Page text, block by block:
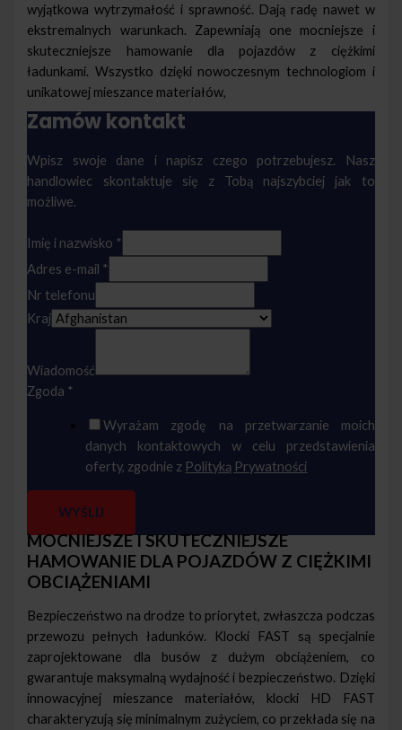
wyjątkowa wytrzymałość i sprawność. Dają radę nawet w
ekstremalnych warunkach. Zapewniają one mocniejsze i
skuteczniejsze hamowanie dla pojazdów z ciężkimi
ładunkami. Wszystko dzięki nowoczesnym technologiom i
unikatowej mieszance materiałów,
Zamów kontakt
Wpisz swoje dane i napisz czego potrzebujesz. Nasz
handlowiec skontaktuje się z Tobą najszybciej jak to
możliwe.
Imię i nazwisko *
Adres e-mail *
Nr telefonu
Kraj
Wiadomość
Zgoda *
Wyrażam zgodę na przetwarzanie moich
danych kontaktowych w celu przedstawienia
oferty, zgodnie z Polityką Prywatności
WYŚLIJ
MOCNIEJSZE I SKUTECZNIEJSZE
HAMOWANIE DLA POJAZDÓW Z CIĘŻKIMI
OBCIĄŻENIAMI
Bezpieczeństwo na drodze to priorytet, zwłaszcza podczas
przewozu pełnych ładunków. Klocki FAST są specjalnie
zaprojektowane dla busów z dużym obciążeniem, co
gwarantuje maksymalną wydajność i bezpieczeństwo. Dzięki
innowacyjnej mieszance materiałów, klocki HD FAST
charakteryzują się minimalnym zużyciem, co przekłada się na